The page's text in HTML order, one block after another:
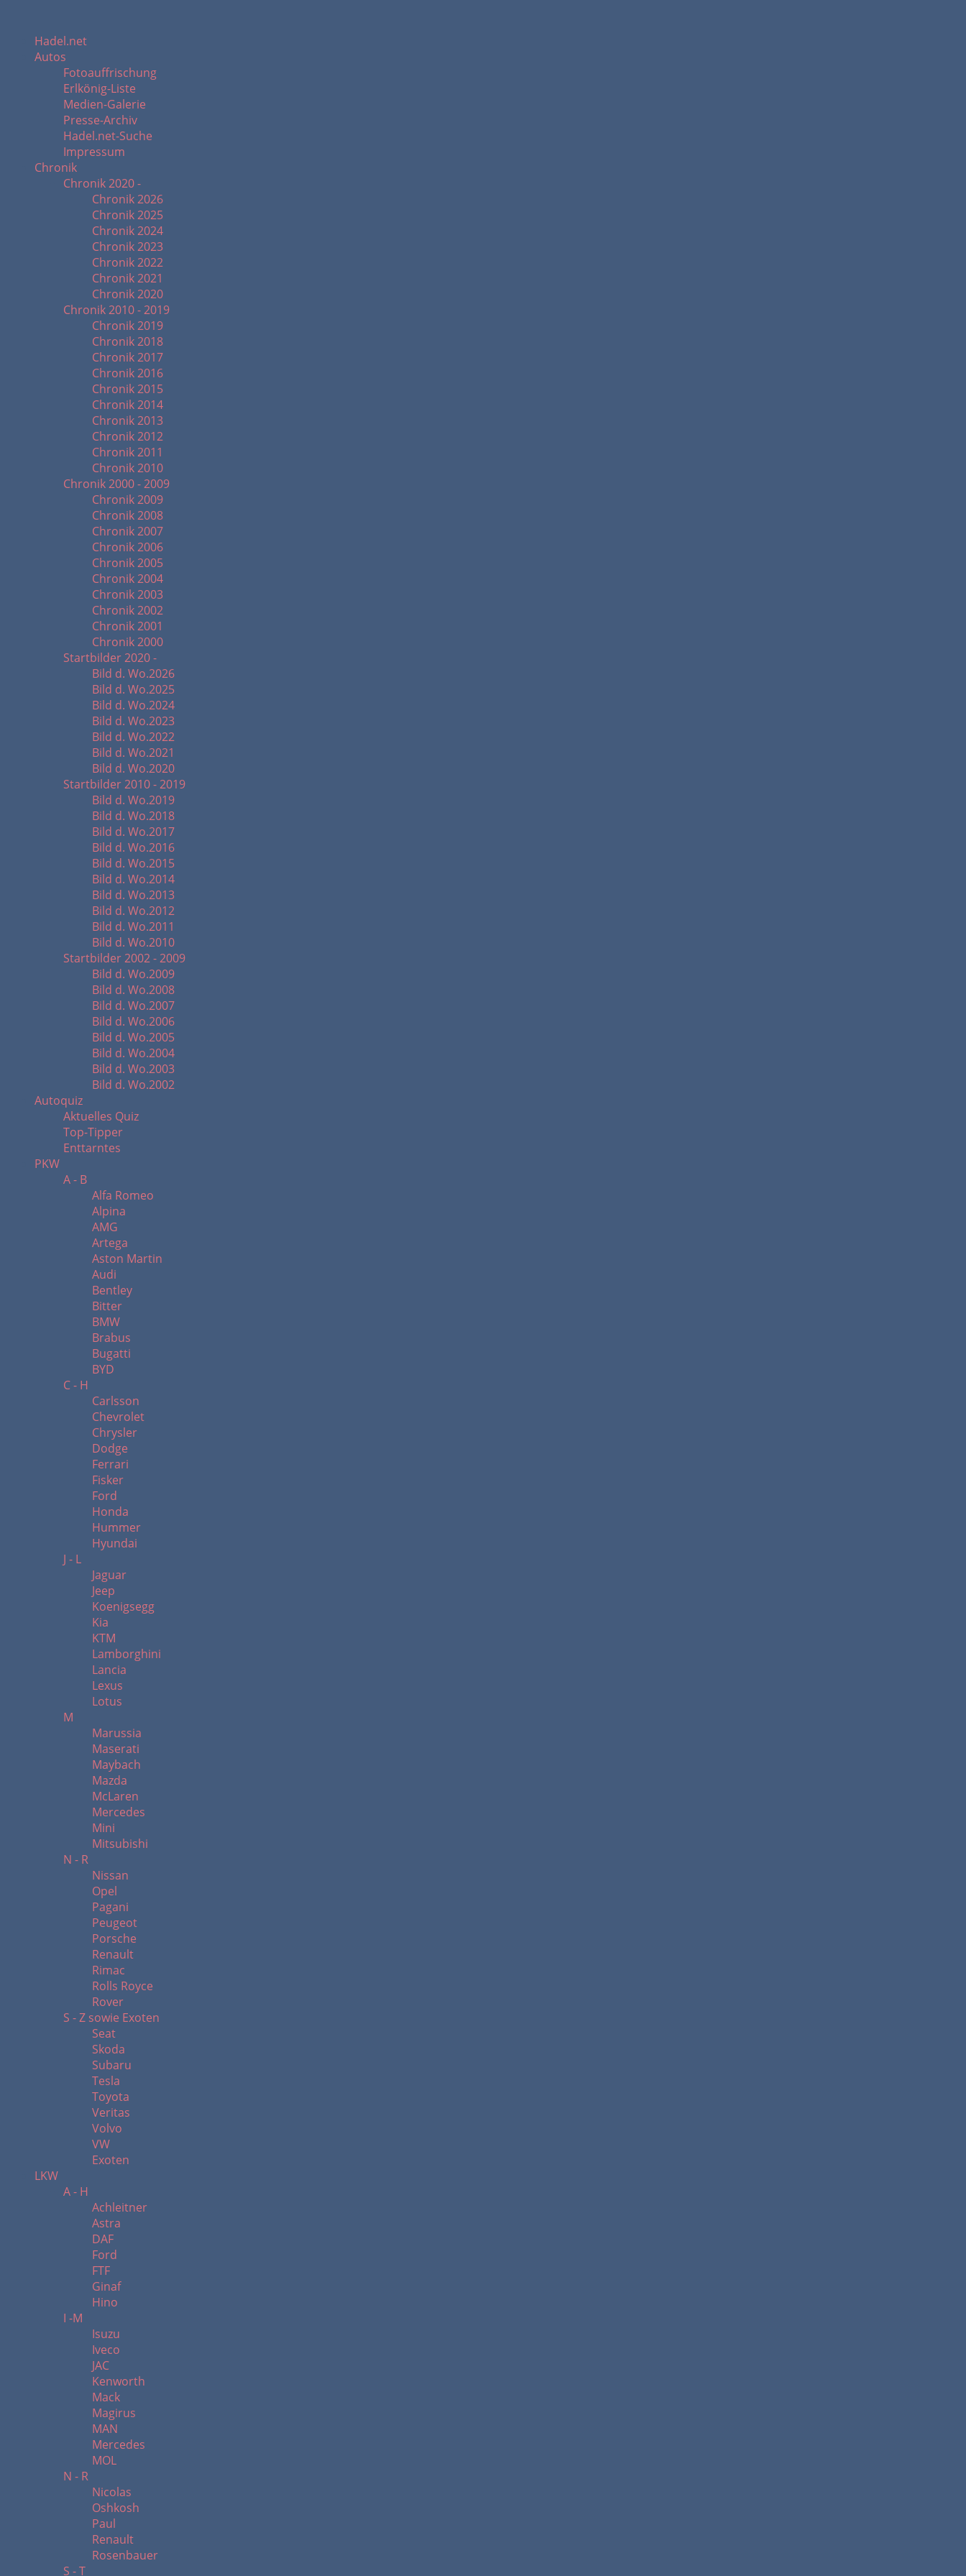
Hadel.net
Autos
Fotoauffrischung
Erlkönig-Liste
Medien-Galerie
Presse-Archiv
Hadel.net-Suche
Impressum
Chronik
Chronik 2020 -
Chronik 2026
Chronik 2025
Chronik 2024
Chronik 2023
Chronik 2022
Chronik 2021
Chronik 2020
Chronik 2010 - 2019
Chronik 2019
Chronik 2018
Chronik 2017
Chronik 2016
Chronik 2015
Chronik 2014
Chronik 2013
Chronik 2012
Chronik 2011
Chronik 2010
Chronik 2000 - 2009
Chronik 2009
Chronik 2008
Chronik 2007
Chronik 2006
Chronik 2005
Chronik 2004
Chronik 2003
Chronik 2002
Chronik 2001
Chronik 2000
Startbilder 2020 -
Bild d. Wo.2026
Bild d. Wo.2025
Bild d. Wo.2024
Bild d. Wo.2023
Bild d. Wo.2022
Bild d. Wo.2021
Bild d. Wo.2020
Startbilder 2010 - 2019
Bild d. Wo.2019
Bild d. Wo.2018
Bild d. Wo.2017
Bild d. Wo.2016
Bild d. Wo.2015
Bild d. Wo.2014
Bild d. Wo.2013
Bild d. Wo.2012
Bild d. Wo.2011
Bild d. Wo.2010
Startbilder 2002 - 2009
Bild d. Wo.2009
Bild d. Wo.2008
Bild d. Wo.2007
Bild d. Wo.2006
Bild d. Wo.2005
Bild d. Wo.2004
Bild d. Wo.2003
Bild d. Wo.2002
Autoquiz
Aktuelles Quiz
Top-Tipper
Enttarntes
PKW
A - B
Alfa Romeo
Alpina
AMG
Artega
Aston Martin
Audi
Bentley
Bitter
BMW
Brabus
Bugatti
BYD
C - H
Carlsson
Chevrolet
Chrysler
Dodge
Ferrari
Fisker
Ford
Honda
Hummer
Hyundai
J - L
Jaguar
Jeep
Koenigsegg
Kia
KTM
Lamborghini
Lancia
Lexus
Lotus
M
Marussia
Maserati
Maybach
Mazda
McLaren
Mercedes
Mini
Mitsubishi
N - R
Nissan
Opel
Pagani
Peugeot
Porsche
Renault
Rimac
Rolls Royce
Rover
S - Z sowie Exoten
Seat
Skoda
Subaru
Tesla
Toyota
Veritas
Volvo
VW
Exoten
LKW
A - H
Achleitner
Astra
DAF
Ford
FTF
Ginaf
Hino
I -M
Isuzu
Iveco
JAC
Kenworth
Mack
Magirus
MAN
Mercedes
MOL
N - R
Nicolas
Oshkosh
Paul
Renault
Rosenbauer
S - T